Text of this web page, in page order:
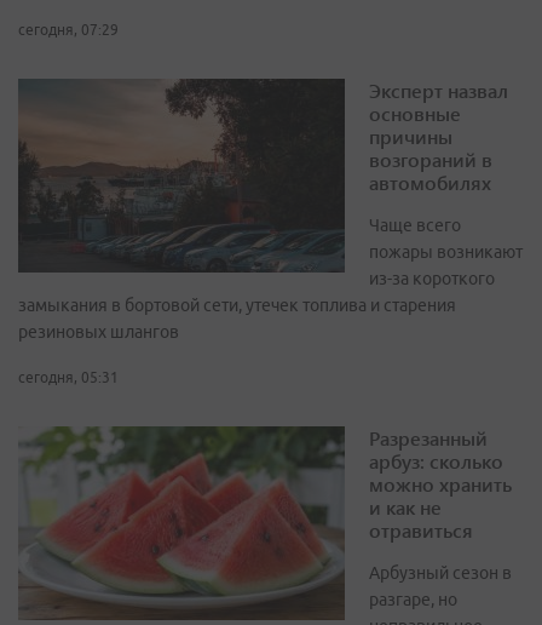
сегодня, 07:29
Эксперт назвал
основные
причины
возгораний в
автомобилях
Чаще всего
пожары возникают
из-за короткого
замыкания в бортовой сети, утечек топлива и старения
резиновых шлангов
сегодня, 05:31
Разрезанный
арбуз: сколько
можно хранить
и как не
отравиться
Арбузный сезон в
разгаре, но